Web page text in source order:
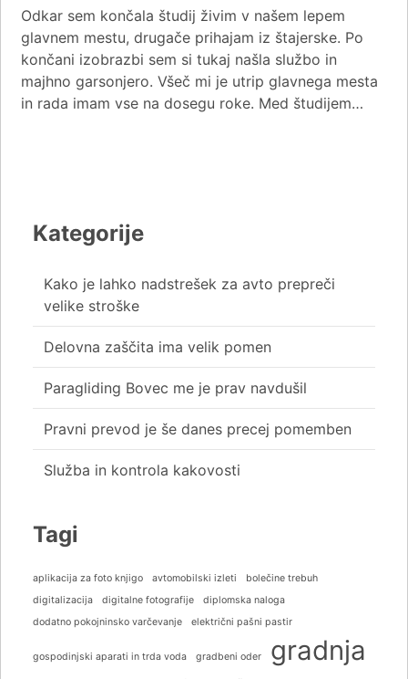
Odkar sem končala študij živim v našem lepem
glavnem mestu, drugače prihajam iz štajerske. Po
končani izobrazbi sem si tukaj našla službo in
majhno garsonjero. Všeč mi je utrip glavnega mesta
in rada imam vse na dosegu roke. Med študijem…
Kategorije
Kako je lahko nadstrešek za avto prepreči
velike stroške
Delovna zaščita ima velik pomen
Paragliding Bovec me je prav navdušil
Pravni prevod je še danes precej pomemben
Služba in kontrola kakovosti
Tagi
aplikacija za foto knjigo avtomobilski izleti
bolečine trebuh
digitalizacija
digitalne fotografije
diplomska naloga
dodatno pokojninsko varčevanje
električni pašni pastir
gospodinjski aparati in trda voda gradbeni oder gradnja